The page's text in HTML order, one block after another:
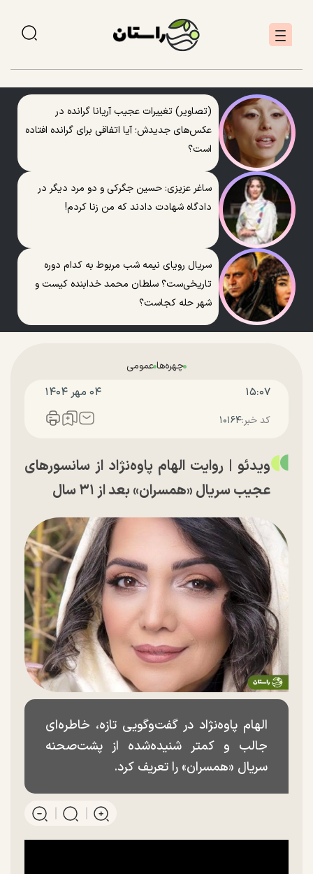
(تصاویر) تغییرات عجیب آریانا گرانده در
عکس‌های جدیدش؛ آیا اتفاقی برای گرانده افتاده
است؟
ساغر عزیزی: حسین جگرکی و دو مرد دیگر در
دادگاه شهادت دادند که من زنا کردم!
سریال رویای نیمه شب مربوط به کدام دوره
تاریخی‌ست؟ سلطان محمد خدابنده کیست و
شهر حله کجاست؟
چهره‌هاعمومی
۱۵:۰۷ ۰۴ مهر ۱۴۰۴
کد خبر:۱۰۱۶۴
ویدئو | روایت الهام پاوه‌نژاد از سانسور‌های
عجیب سریال «همسران» بعد از ۳۱ سال
الهام پاوه‌نژاد در گفت‌وگویی تازه، خاطره‌ای
جالب و کمتر شنیده‌شده از پشت‌صحنه
سریال «همسران» را تعریف کرد.